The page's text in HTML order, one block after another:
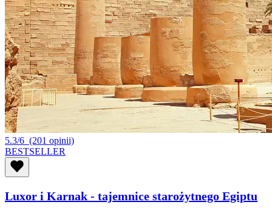
5.3/6 (201 opinii)
BESTSELLER
Luxor i Karnak - tajemnice starożytnego Egiptu